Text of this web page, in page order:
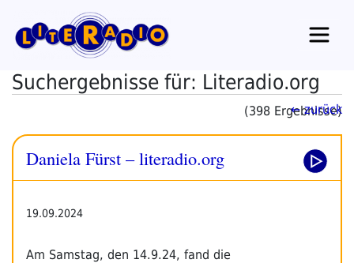
Inhalt
springen
Suchergebnisse für: Literadio.org
(398 Ergebnisse)
← zurück
Daniela Fürst – literadio.org
19.09.2024
Am Samstag, den 14.9.24, fand die